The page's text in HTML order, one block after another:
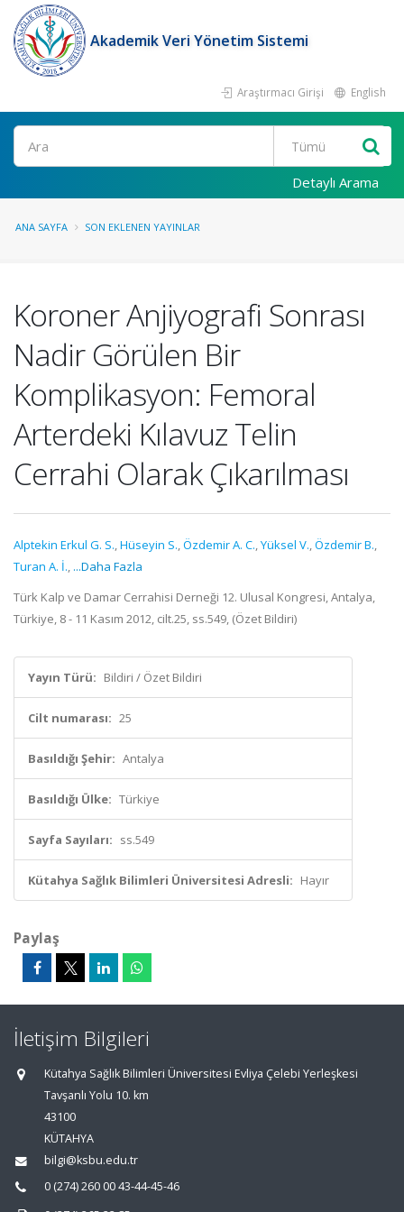
Akademik Veri Yönetim Sistemi
Araştırmacı Girişi English
Ara
Detaylı Arama
ANA SAYFA SON EKLENEN YAYINLAR
Koroner Anjiyografi Sonrası
Nadir Görülen Bir
Komplikasyon: Femoral
Arterdeki Kılavuz Telin
Cerrahi Olarak Çıkarılması
Alptekin Erkul G. S.,Hüseyin S.,Özdemir A. C.,Yüksel V.,Özdemir B.,
Turan A. İ., ...Daha Fazla
Türk Kalp ve Damar Cerrahisi Derneği 12. Ulusal Kongresi, Antalya,
Türkiye, 8 - 11 Kasım 2012, cilt.25, ss.549, (Özet Bildiri)
Yayın Türü: Bildiri / Özet Bildiri
Cilt numarası: 25
Basıldığı Şehir: Antalya
Basıldığı Ülke: Türkiye
Sayfa Sayıları: ss.549
Kütahya Sağlık Bilimleri Üniversitesi Adresli: Hayır
Paylaş
İletişim Bilgileri
Kütahya Sağlık Bilimleri Üniversitesi Evliya Çelebi Yerleşkesi
Tavşanlı Yolu 10. km
43100
KÜTAHYA
bilgi@ksbu.edu.tr
0 (274) 260 00 43-44-45-46